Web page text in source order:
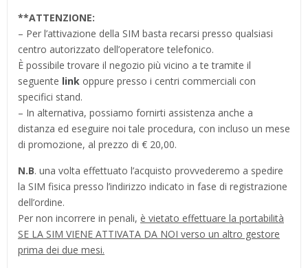
**ATTENZIONE:
– Per l’attivazione della SIM basta recarsi presso qualsiasi
centro autorizzato dell’operatore telefonico.
È possibile trovare il negozio più vicino a te tramite il
seguente link oppure presso i centri commerciali con
specifici stand.
– In alternativa, possiamo fornirti assistenza anche a
distanza ed eseguire noi tale procedura, con incluso un mese
di promozione, al prezzo di € 20,00.
N.B. una volta effettuato l’acquisto provvederemo a spedire
la SIM fisica presso l’indirizzo indicato in fase di registrazione
dell’ordine.
Per non incorrere in penali, è vietato effettuare la portabilità
SE LA SIM VIENE ATTIVATA DA NOI verso un altro gestore
prima dei due mesi.